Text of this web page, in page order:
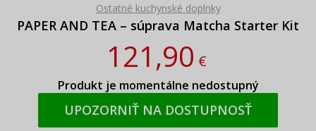
Ostatné kuchynské doplnky
PAPER AND TEA – súprava Matcha Starter Kit
121,90€
Produkt je momentálne nedostupný
UPOZORNIŤ NA DOSTUPNOSŤ